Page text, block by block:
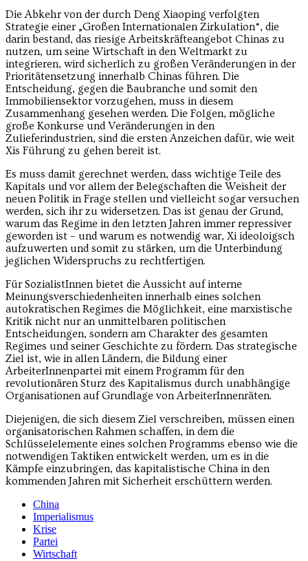
Die Abkehr von der durch Deng Xiaoping verfolgten
Strategie einer „Großen Internationalen Zirkulation“, die
darin bestand, das riesige Arbeitskräfteangebot Chinas zu
nutzen, um seine Wirtschaft in den Weltmarkt zu
integrieren, wird sicherlich zu großen Veränderungen in der
Prioritätensetzung innerhalb Chinas führen. Die
Entscheidung, gegen die Baubranche und somit den
Immobiliensektor vorzugehen, muss in diesem
Zusammenhang gesehen werden. Die Folgen, mögliche
große Konkurse und Veränderungen in den
Zulieferindustrien, sind die ersten Anzeichen dafür, wie weit
Xis Führung zu gehen bereit ist.
Es muss damit gerechnet werden, dass wichtige Teile des
Kapitals und vor allem der Belegschaften die Weisheit der
neuen Politik in Frage stellen und vielleicht sogar versuchen
werden, sich ihr zu widersetzen. Das ist genau der Grund,
warum das Regime in den letzten Jahren immer repressiver
geworden ist – und warum es notwendig war, Xi ideoloigsch
aufzuwerten und somit zu stärken, um die Unterbindung
jeglichen Widerspruchs zu rechtfertigen.
Für SozialistInnen bietet die Aussicht auf interne
Meinungsverschiedenheiten innerhalb eines solchen
autokratischen Regimes die Möglichkeit, eine marxistische
Kritik nicht nur an unmittelbaren politischen
Entscheidungen, sondern am Charakter des gesamten
Regimes und seiner Geschichte zu fördern. Das strategische
Ziel ist, wie in allen Ländern, die Bildung einer
ArbeiterInnenpartei mit einem Programm für den
revolutionären Sturz des Kapitalismus durch unabhängige
Organisationen auf Grundlage von ArbeiterInnenräten.
Diejenigen, die sich diesem Ziel verschreiben, müssen einen
organisatorischen Rahmen schaffen, in dem die
Schlüsselelemente eines solchen Programms ebenso wie die
notwendigen Taktiken entwickelt werden, um es in die
Kämpfe einzubringen, das kapitalistische China in den
kommenden Jahren mit Sicherheit erschüttern werden.
China
Imperialismus
Krise
Partei
Wirtschaft